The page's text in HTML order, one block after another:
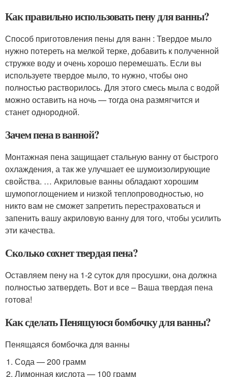
Как правильно использовать пену для ванны?
Способ приготовления пены для ванн : Твердое мыло
нужно потереть на мелкой терке, добавить к полученной
стружке воду и очень хорошо перемешать. Если вы
используете твердое мыло, то нужно, чтобы оно
полностью растворилось. Для этого смесь мыла с водой
можно оставить на ночь — тогда она размягчится и
станет однородной.
Зачем пена в ванной?
Монтажная пена защищает стальную ванну от быстрого
охлаждения, а так же улучшает ее шумоизолирующие
свойства. … Акриловые ванны обладают хорошим
шумопоглощением и низкой теплопроводностью, но
никто вам не сможет запретить перестраховаться и
запенить вашу акриловую ванну для того, чтобы усилить
эти качества.
Сколько сохнет твердая пена?
Оставляем пену на 1-2 суток для просушки, она должна
полностью затвердеть. Вот и все – Ваша твердая пена
готова!
Как сделать Пенящуюся бомбочку для ванны?
Пенящаяся бомбочка для ванны
Сода — 200 грамм
Лимонная кислота — 100 грамм